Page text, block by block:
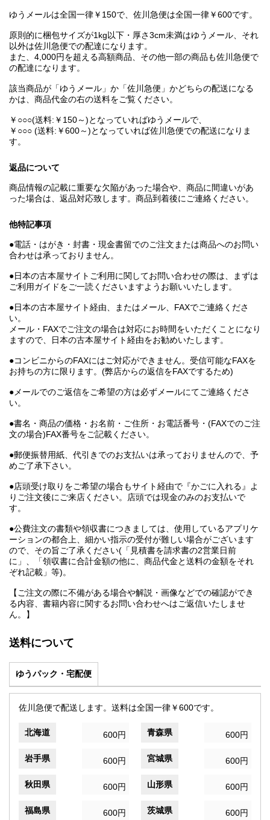
ゆうメールは全国一律￥150で、佐川急便は全国一律￥600です。
原則的に梱包サイズが1kg以下・厚さ3cm未満はゆうメール、それ
以外は佐川急便での配達になります。
また、4,000円を超える高額商品、その他一部の商品も佐川急便で
の配達になります。
該当商品が「ゆうメール」か「佐川急便」かどちらの配送になる
かは、商品代金の右の送料をご覧ください。
￥○○○(送料:￥150～)となっていればゆうメールで、
￥○○○ (送料:￥600～)となっていれば佐川急便での配送になりま
す。
返品について
商品情報の記載に重要な欠陥があった場合や、商品に間違いがあ
った場合は、返品対応致します。商品到着後にご連絡ください。
他特記事項
●電話・はがき・封書・現金書留でのご注文または商品へのお問い
合わせは承っておりません。
●日本の古本屋サイトご利用に関してお問い合わせの際は、まずは
ご利用ガイドをご一読くださいますようお願いいたします。
●日本の古本屋サイト経由、またはメール、FAXでご連絡くださ
い。
メール・FAXでご注文の場合は対応にお時間をいただくことになり
ますので、日本の古本屋サイト経由をお勧めいたします。
●コンビニからのFAXにはご対応ができません。受信可能なFAXを
お持ちの方に限ります。(弊店からの返信をFAXでするため)
●メールでのご返信をご希望の方は必ずメールにてご連絡くださ
い。
●書名・商品の価格・お名前・ご住所・お電話番号・(FAXでのご注
文の場合)FAX番号をご記載ください。
●郵便振替用紙、代引きでのお支払いは承っておりませんので、予
めご了承下さい。
●店頭受け取りをご希望の場合もサイト経由で『かごに入れる』よ
りご注文後にご来店ください。店頭では現金のみのお支払いで
す。
●公費注文の書類や領収書につきましては、使用しているアプリケ
ーションの都合上、細かい指示の受付が難しい場合がございます
ので、その旨ご了承ください(「見積書を請求書の2営業日前
に」、「領収書に合計金額の他に、商品代金と送料の金額をそれ
ぞれ記載」等)。
【ご注文の際に不備がある場合や解説・画像などでの確認ができ
る内容、書籍内容に関するお問い合わせへはご返信いたしませ
ん。】
送料について
ゆうパック・宅配便
佐川急便で配送します。送料は全国一律￥600です。
北海道 600円 青森県 600円
岩手県 600円 宮城県 600円
秋田県 600円 山形県 600円
福島県 600円 茨城県 600円